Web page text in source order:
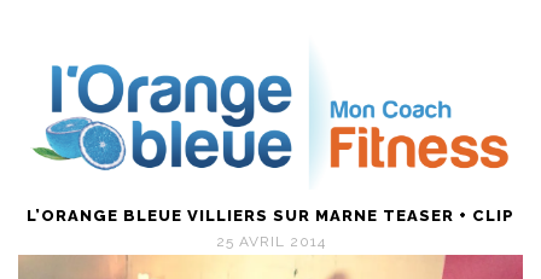
L’ORANGE BLEUE VILLIERS SUR MARNE TEASER + CLIP
25 AVRIL 2014